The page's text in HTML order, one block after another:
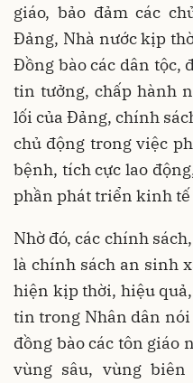
giáo, bảo đảm các
Đảng, Nhà nước kịp
Đồng bào các dân tộc,
tin tưởng, chấp hành
lối của Đảng, chính
chủ động trong việc
bệnh, tích cực lao
phần phát triển kinh tế
Nhờ đó, các chính
là chính sách an sinh
hiện kịp thời, hiệu
tin trong Nhân dân nói
đồng bào các tôn giáo
vùng sâu, vùng